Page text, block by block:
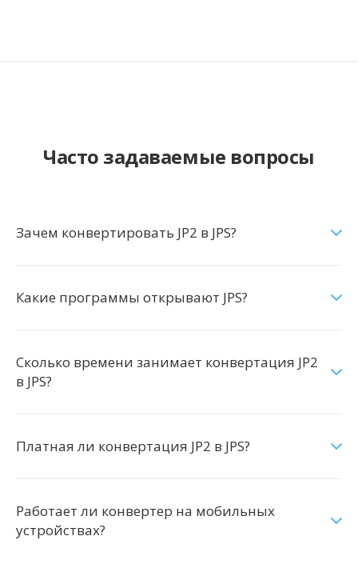
Часто задаваемые вопросы
Зачем конвертировать JP2 в JPS?
Какие программы открывают JPS?
Сколько времени занимает конвертация JP2
в JPS?
Платная ли конвертация JP2 в JPS?
Работает ли конвертер на мобильных
устройствах?